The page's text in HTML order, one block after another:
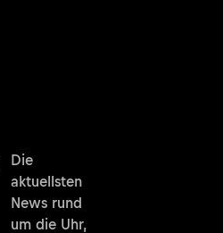
Die
aktuellsten
News rund
um die Uhr,